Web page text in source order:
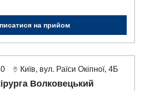
на прийом
Київ, вул. Раїси Окіпної, 4Б
Волковецький